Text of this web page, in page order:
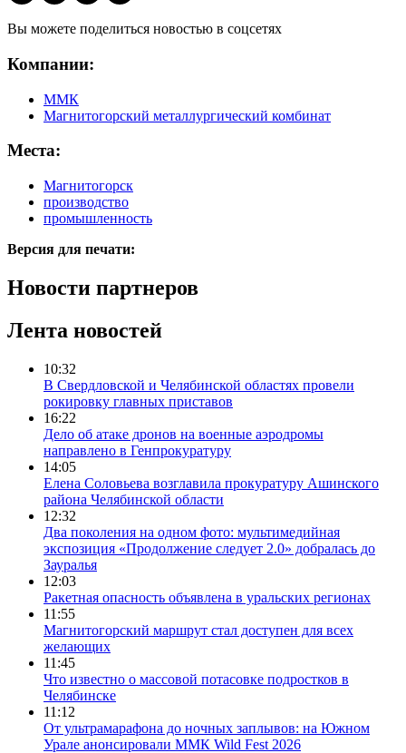
Вы можете поделиться новостью в соцсетях
Компании:
ММК
Магнитогорский металлургический комбинат
Места:
Магнитогорск
производство
промышленность
Версия для печати:
Новости партнеров
Лента новостей
10:32
В Свердловской и Челябинской областях провели
рокировку главных приставов
16:22
Дело об атаке дронов на военные аэродромы
направлено в Генпрокуратуру
14:05
Елена Соловьева возглавила прокуратуру Ашинского
района Челябинской области
12:32
Два поколения на одном фото: мультимедийная
экспозиция «Продолжение следует 2.0» добралась до
Зауралья
12:03
Ракетная опасность объявлена в уральских регионах
11:55
Магнитогорский маршрут стал доступен для всех
желающих
11:45
Что известно о массовой потасовке подростков в
Челябинске
11:12
От ультрамарафона до ночных заплывов: на Южном
Урале анонсировали ММК Wild Fest 2026